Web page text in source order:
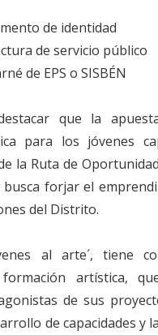
de identidad
de servicio público
de EPS o SISBÉN
que la
para los jóvenes
la Ruta de
busca forjar el
del Distrito.
al arte´, tiene
artística,
de sus
de capacidades y